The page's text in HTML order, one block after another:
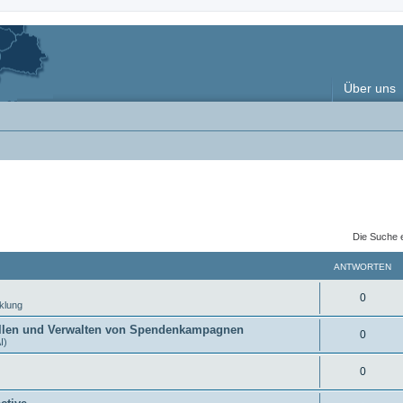
Über uns
Die Suche
ANTWORTEN
0A
n
w
o
und Verwalten von Spendenkampagnen 0A
n
0A
n